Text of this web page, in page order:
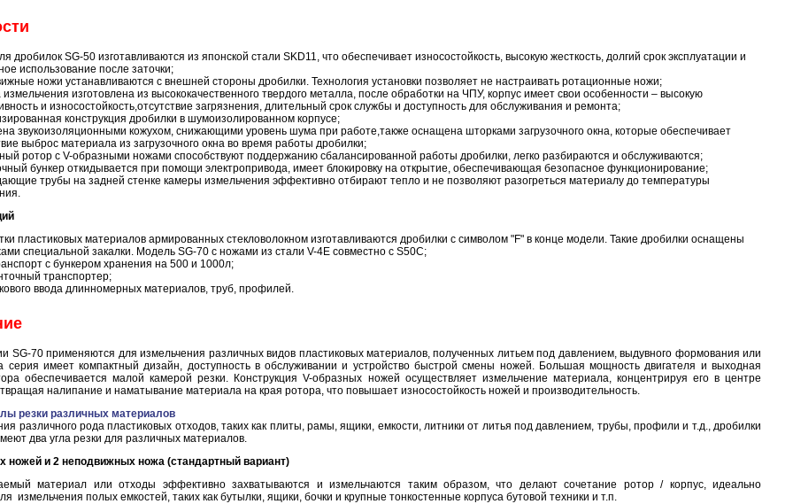
дробилок SG-50 изготавливаются из японской стали SKD11, что обеспечивает износостойкость, высокую жесткость, долгий срок эксплуатации и
использование после заточки;
ножи устанавливаются с внешней стороны дробилки. Технология установки позволяет не настраивать ротационные ножи;
измельчения изготовлена из высококачественного твердого металла, после обработки на ЧПУ, корпус имеет свои особенности – высокую
и износостойкость,отсутствие загрязнения, длительный срок службы и доступность для обслуживания и ремонта;
конструкция дробилки в шумоизолированном корпусе;
звукоизоляционными кожухом, снижающими уровень шума при работе,также оснащена шторками загрузочного окна, которые обеспечивает
выброс материала из загрузочного окна во время работы дробилки;
ротор с V-образными ножами способствуют поддержанию сбалансированной работы дробилки, легко разбираются и обслуживаются;
бункер откидывается при помощи электропривода, имеет блокировку на открытие, обеспечивающая безопасное функционирование;
трубы на задней стенке камеры измельчения эффективно отбирают тепло и не позволяют разогреться материалу до температуры
пластиковых материалов армированных стекловолокном изготавливаются дробилки с символом "F" в конце модели. Такие дробилки оснащены
специальной закалки. Модель SG-70 с ножами из стали V-4E совместно с S50C;
с бункером хранения на 500 и 1000л;
транспортер;
ввода длинномерных материалов, труб, профилей.
SG-70 применяются для измельчения различных видов пластиковых материалов, полученных литьем под давлением, выдувного формования или
серия имеет компактный дизайн, доступность в обслуживании и устройство быстрой смены ножей. Большая мощность двигателя и выходная
обеспечивается малой камерой резки. Конструкция V-образных ножей осуществляет измельчение материала, концентрируя его в центре
налипание и наматывание материала на края ротора, что повышает износостойкость ножей и производительность.
резки различных материалов
различного рода пластиковых отходов, таких как плиты, рамы, ящики, емкости, литники от литья под давлением, трубы, профили и т.д., дробилки
два угла резки для различных материалов.
ножей и 2 неподвижных ножа (стандартный вариант)
материал или отходы эффективно захватываются и измельчаются таким образом, что делают сочетание ротор / корпус, идеально
измельчения полых емкостей, таких как бутылки, ящики, бочки и крупные тонкостенные корпуса бутовой техники и т.п.